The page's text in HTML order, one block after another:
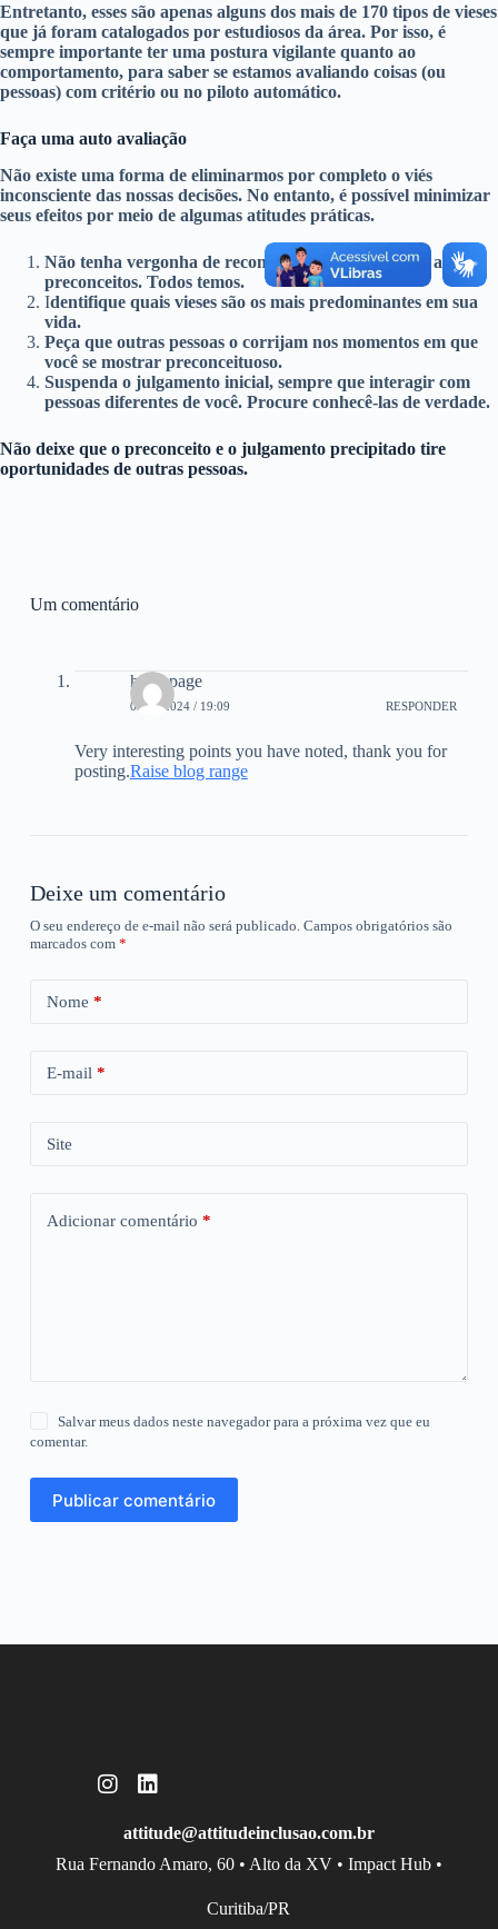
Entretanto, esses são apenas alguns dos mais de 170 tipos de vieses
que já foram catalogados por estudiosos da área. Por isso, é
sempre importante ter uma postura vigilante quanto ao
comportamento, para saber se estamos avaliando coisas (ou
pessoas) com critério ou no piloto automático.
Faça uma auto avaliação
Não existe uma forma de eliminarmos por completo o viés
inconsciente das nossas decisões. No entanto, é possível minimizar
seus efeitos por meio de algumas atitudes práticas.
Não tenha vergonha de reconhecer que você possui alguns
preconceitos. Todos temos.
Identifique quais vieses são os mais predominantes em sua
vida.
Peça que outras pessoas o corrijam nos momentos em que
você se mostrar preconceituoso.
Suspenda o julgamento inicial, sempre que interagir com
pessoas diferentes de você. Procure conhecê-las de verdade.
Não deixe que o preconceito e o julgamento precipitado tire
oportunidades de outras pessoas.
Um comentário
homepage
09/08/2024 / 19:09 RESPONDER
Very interesting points you have noted, thank you for
posting.Raise blog range
Deixe um comentário
O seu endereço de e-mail não será publicado. Campos obrigatórios são
marcados com *
Nome *
E-mail *
Site
Adicionar comentário *
Salvar meus dados neste navegador para a próxima vez que eu
comentar.
Publicar comentário
attitude@attitudeinclusao.com.br
Rua Fernando Amaro, 60 • Alto da XV • Impact Hub •
Curitiba/PR